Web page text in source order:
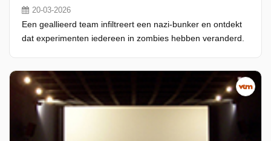
20-03-2026
Een geallieerd team infiltreert een nazi-bunker en ontdekt
dat experimenten iedereen in zombies hebben veranderd.